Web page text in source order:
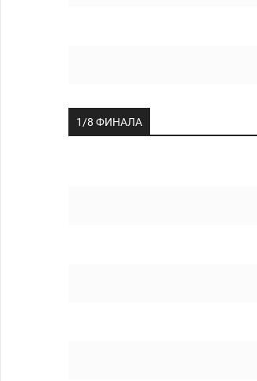
1/8 ФИНАЛА